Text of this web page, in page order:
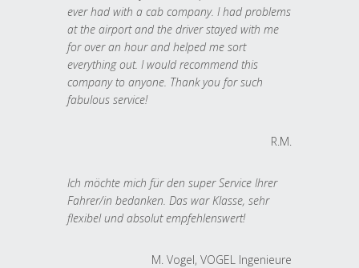
ever had with a cab company. I had problems
at the airport and the driver stayed with me
for over an hour and helped me sort
everything out. I would recommend this
company to anyone. Thank you for such
fabulous service!
R.M.
Ich möchte mich für den super Service Ihrer
Fahrer/in bedanken. Das war Klasse, sehr
flexibel und absolut empfehlenswert!
M. Vogel, VOGEL Ingenieure